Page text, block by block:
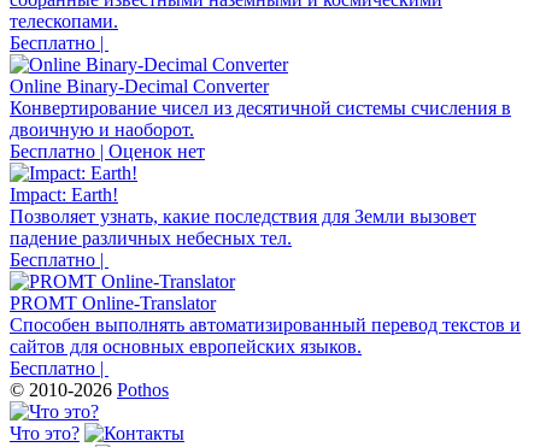
телескопами.
Бесплатно |
Online Binary-Decimal Converter
Конвертирование чисел из десятичной системы счисления в
двоичную и наоборот.
Бесплатно | Оценок нет
Impact: Earth!
Позволяет узнать, какие последствия для Земли вызовет
падение различных небесных тел.
Бесплатно |
PROMT Online-Translator
Способен выполнять автоматизированный перевод текстов и
сайтов для основных европейских языков.
Бесплатно |
© 2010-2026 Pothos
Что это?